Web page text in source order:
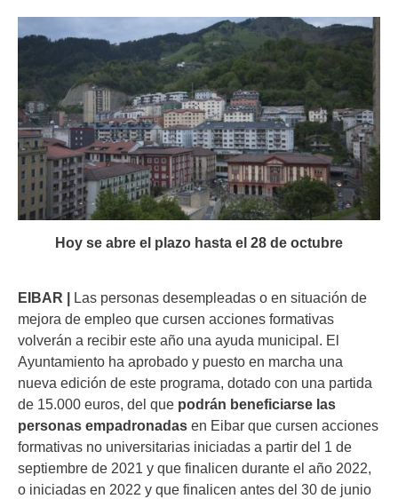
Hoy se abre el plazo hasta el 28 de octubre
EIBAR | Las personas desempleadas o en situación de
mejora de empleo que cursen acciones formativas
volverán a recibir este año una ayuda municipal. El
Ayuntamiento ha aprobado y puesto en marcha una
nueva edición de este programa, dotado con una partida
de 15.000 euros, del que podrán beneficiarse las
personas empadronadas en Eibar que cursen acciones
formativas no universitarias iniciadas a partir del 1 de
septiembre de 2021 y que finalicen durante el año 2022,
o iniciadas en 2022 y que finalicen antes del 30 de junio